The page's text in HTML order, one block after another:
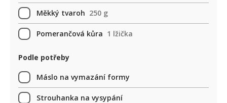
Měkký tvaroh 250 g
Pomerančová kůra 1 lžička
Podle potřeby
Máslo na vymazání formy
Strouhanka na vysypání